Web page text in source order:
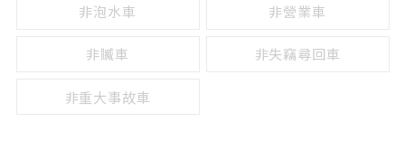
非泡水車 非營業車
非贓車 非失竊尋回車
非重大事故車